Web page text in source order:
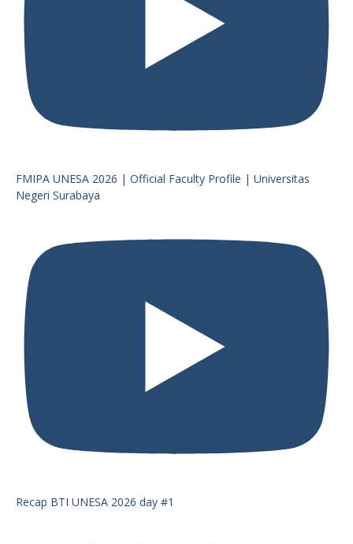
FMIPA UNESA 2026 | Official Faculty Profile | Universitas
Negeri Surabaya
Recap BTI UNESA 2026 day #1